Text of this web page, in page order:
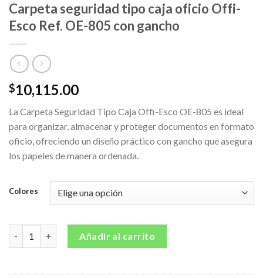
Carpeta seguridad tipo caja oficio Offi-
Esco Ref. OE-805 con gancho
$10,115.00
La Carpeta Seguridad Tipo Caja Offi-Esco OE-805 es ideal
para organizar, almacenar y proteger documentos en formato
oficio, ofreciendo un diseño práctico con gancho que asegura
los papeles de manera ordenada.
Colores
Añadir al carrito